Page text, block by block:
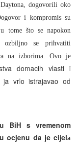
dogovorili oko
i kompromis su
tome što se napokon
se prihvatiti
na izborima. Ovo je
domacih vlasti i
ja vrlo istrajavao od
BiH s vremenom
ocjenu da je cijela